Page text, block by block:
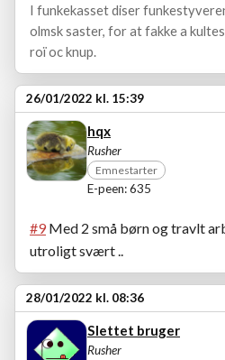
I funkekasset diser
olmsk saster, for at fakke a
roï oc knup.
26/01/2022 kl. 15:39
hqx
Rusher
Emnestarter
E-peen: 635
#9 Med 2 små børn og travlt
utroligt svært ..
28/01/2022 kl. 08:36
Slettet bruger
Rusher